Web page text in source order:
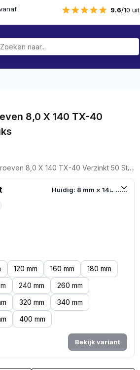
9.6/10 uit
8,0 X 140 TX-40
8,0 X 140 TX-40 Verzinkt 50 Stuks
Huidig: 8 mm × 140 mm
120 mm 160 mm
180 mm
240 mm
260 mm
320 mm
340 mm
400 mm
Bekijk variant